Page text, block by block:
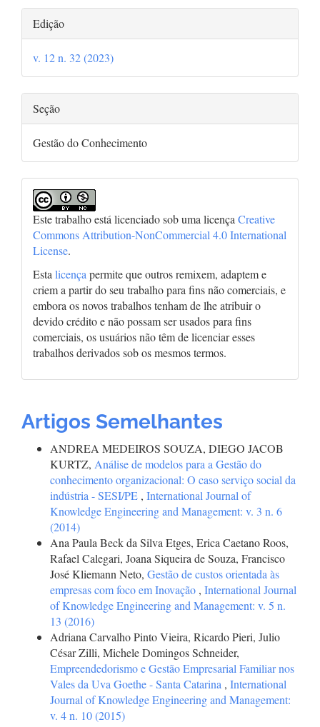
Detalhes
do
artigo
Edição
v. 12 n. 32 (2023)
Seção
Gestão do Conhecimento
Este trabalho está licenciado sob uma licença Creative
Commons Attribution-NonCommercial 4.0 International
License.
Esta licença permite que outros remixem, adaptem e
criem a partir do seu trabalho para fins não comerciais, e
embora os novos trabalhos tenham de lhe atribuir o
devido crédito e não possam ser usados para fins
comerciais, os usuários não têm de licenciar esses
trabalhos derivados sob os mesmos termos.
Artigos Semelhantes
ANDREA MEDEIROS SOUZA, DIEGO JACOB
KURTZ, Análise de modelos para a Gestão do
conhecimento organizacional: O caso serviço social da
indústria - SESI/PE , International Journal of
Knowledge Engineering and Management: v. 3 n. 6
(2014)
Ana Paula Beck da Silva Etges, Erica Caetano Roos,
Rafael Calegari, Joana Siqueira de Souza, Francisco
José Kliemann Neto, Gestão de custos orientada às
empresas com foco em Inovação , International Journal
of Knowledge Engineering and Management: v. 5 n.
13 (2016)
Adriana Carvalho Pinto Vieira, Ricardo Pieri, Julio
César Zilli, Michele Domingos Schneider,
Empreendedorismo e Gestão Empresarial Familiar nos
Vales da Uva Goethe - Santa Catarina , International
Journal of Knowledge Engineering and Management:
v. 4 n. 10 (2015)